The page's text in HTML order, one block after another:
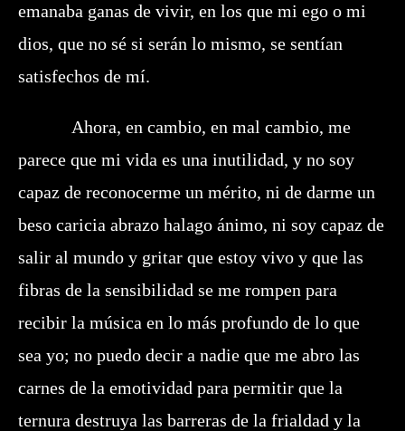
emanaba ganas de vivir, en los que mi ego o mi
dios, que no sé si serán lo mismo, se sentían
satisfechos de mí.
Ahora, en cambio, en mal cambio, me
parece que mi vida es una inutilidad, y no soy
capaz de reconocerme un mérito, ni de darme un
beso caricia abrazo halago ánimo, ni soy capaz de
salir al mundo y gritar que estoy vivo y que las
fibras de la sensibilidad se me rompen para
recibir la música en lo más profundo de lo que
sea yo; no puedo decir a nadie que me abro las
carnes de la emotividad para permitir que la
ternura destruya las barreras de la frialdad y la